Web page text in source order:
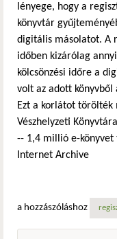
lényege, hogy a
könyvtár
digitális másolatot. A
időben kizárólag
kölcsönzési időre a
volt az adott
Ezt a korlátot törölték
Vészhelyzeti
-- 1,4 millió e-könyvet
Internet Archive
a hozzászóláshoz